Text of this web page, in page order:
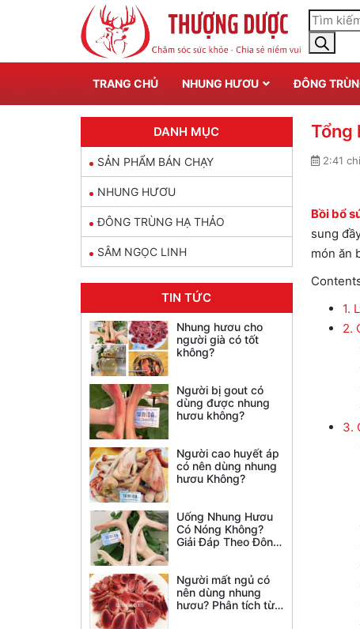
TRANG CHỦ NHUNG HƯƠU ĐÔNG
Tổng
2:41
Bồi bổ
sung
món ăn
1.
2.
3.
DANH MỤC
SẢN PHẨM BÁN CHẠY
NHUNG HƯƠU
ĐÔNG TRÙNG HẠ THẢO
SÂM NGỌC LINH
TIN TỨC
Nhung hươu cho
người già có tốt
không?
Người bị gout có
dùng được nhung
hươu không?
Người cao huyết áp
có nên dùng nhung
hươu Không?
Uống Nhung Hươu
Có Nóng Không?
Giải Đáp Theo Đông
Người mất ngủ có
nên dùng nhung
hươu? Phân tích từ